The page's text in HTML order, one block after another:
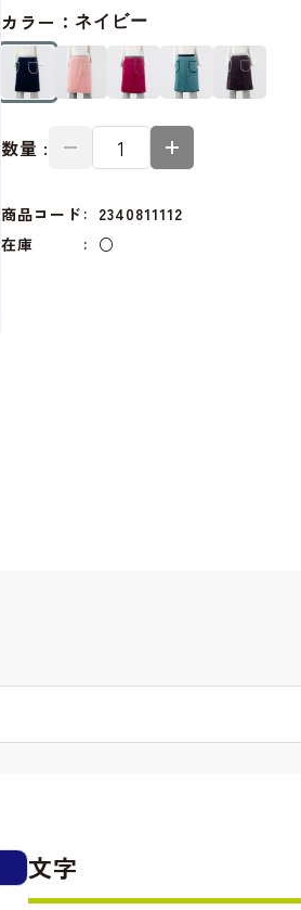
カラー： ネイビー
数量 :
商品コード
2340811112
在庫
○
文字